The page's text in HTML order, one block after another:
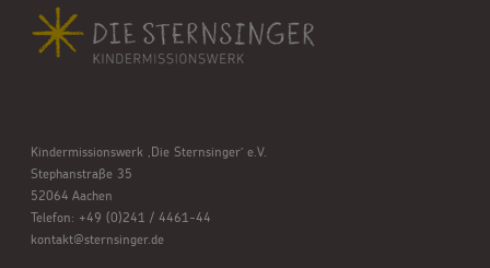
Kindermissionswerk ,Die Sternsinger’ e.V.
Stephanstraße 35
52064 Aachen
Telefon: +49 (0)241 / 4461-44
kontakt@sternsinger.de